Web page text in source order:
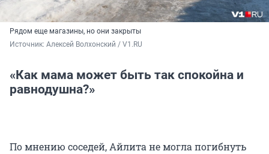
Рядом еще магазины, но они закрыты
Источник: Алексей Волхонский / V1.RU
«Как мама может быть так спокойна и
равнодушна?»
По мнению соседей, Айлита не могла погибнуть